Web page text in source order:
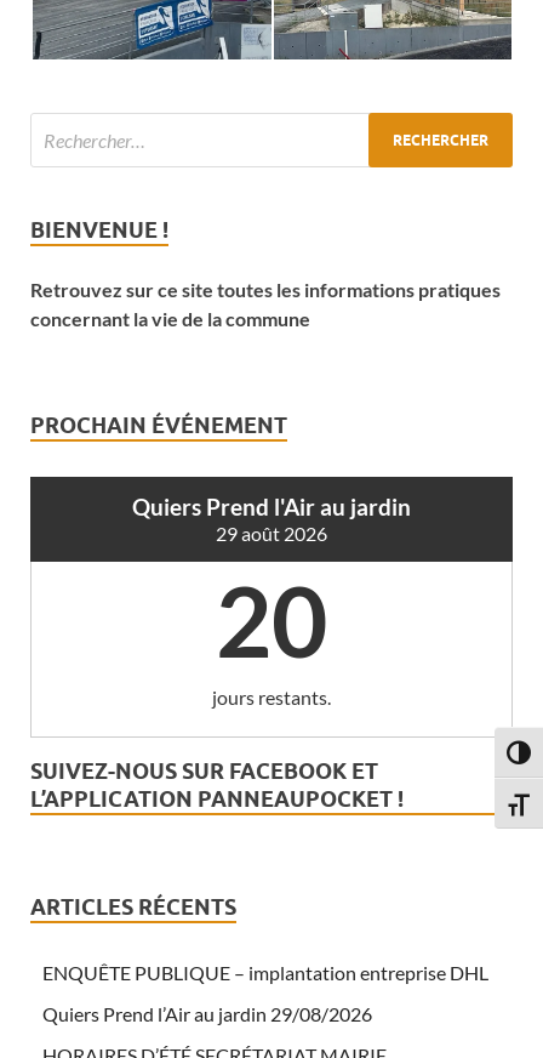
BIENVENUE !
Retrouvez sur ce site toutes les informations pratiques
concernant la vie de la commune
PROCHAIN ÉVÉNEMENT
Quiers Prend l'Air au jardin
29 août 2026
20
jours restants.
SUIVEZ-NOUS SUR FACEBOOK ET
L’APPLICATION PANNEAUPOCKET !
ARTICLES RÉCENTS
ENQUÊTE PUBLIQUE – implantation entreprise DHL
Quiers Prend l’Air au jardin 29/08/2026